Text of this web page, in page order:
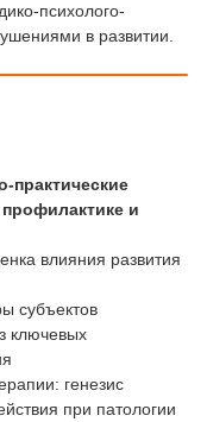
психолого-
в развитии.
практические
и
влияния развития
субъектов
ключевых
генезис
при патологии